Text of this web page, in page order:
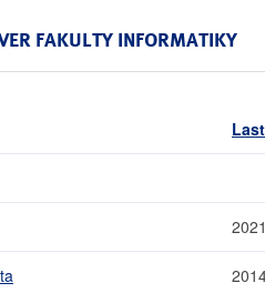
FAKULTY INFORMATIKY